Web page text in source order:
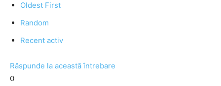
Oldest First
Random
Recent activ
Răspunde la această întrebare
0